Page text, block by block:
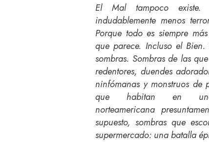
El Mal tampoco
indudablemente menos
Porque todo es siempre
que parece. Incluso el
sombras. Sombras de las
redentores, duendes
ninfómanas y monstruos de
que habitan en una
norteamericana
supuesto, sombras que
supermercado: una batalla